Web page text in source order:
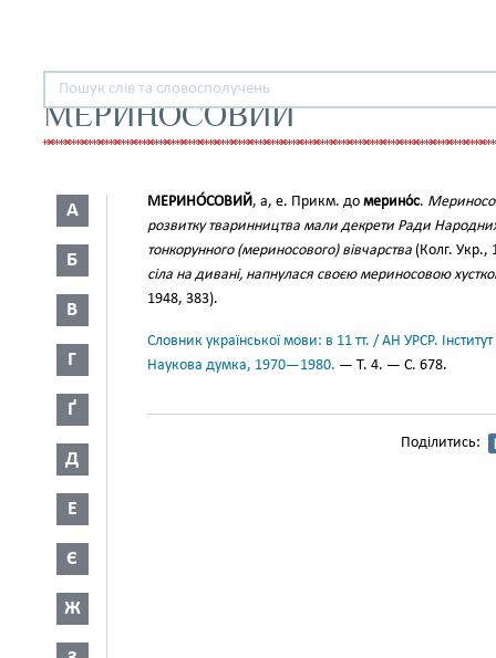
МЕРИНОСОВИЙ
А
Б
В
Г
Ґ
Д
Е
Є
Ж
МЕРИНО́СОВИЙ, а, е. Прикм. до мерино́с.
розвитку тваринництва мали декрети Ради
тонкорунного (мериносового) вівчарства (Колг. Укр.,
сіла на дивані, напнулася своєю мериносовою
1948, 383).
Словник української мови: в 11 тт. / АН УРСР.
Наукова думка, 1970—1980. — Т. 4. — С. 678.
Поділитись: